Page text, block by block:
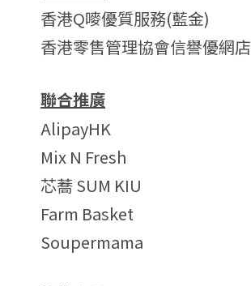
香港Q嘜優質服務(藍金)
香港零售管理協會信譽優網店
聯合推廣
AlipayHK
Mix N Fresh
芯蕎 SUM KIU
Farm Basket
Soupermama